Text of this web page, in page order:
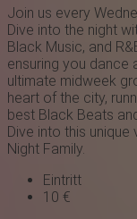
Join us every
Dive into the night
Black Music, and
ensuring you dance
ultimate midweek
heart of the city,
best Black Beats
Dive into this
Night Family.
Eintritt
10 €